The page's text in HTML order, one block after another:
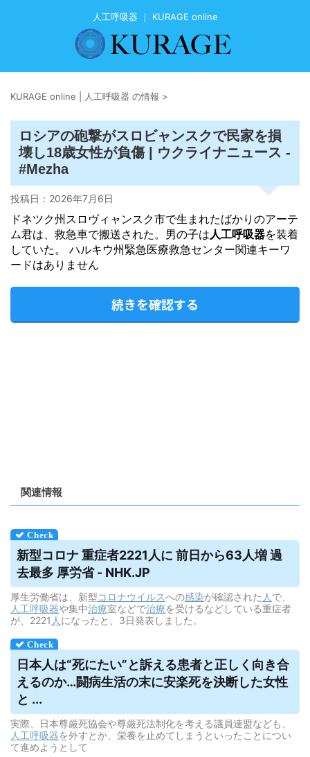
人工呼吸器 ｜ KURAGE online
KURAGE online | 人工呼吸器 の情報 >
ロシアの砲撃がスロビャンスクで民家を損
壊し18歳女性が負傷 | ウクライナニュース -
#Mezha
投稿日： 2026年7月6日
ドネツク州スロヴィャンスク市で生まれたばかりのアーテ
ム君は、救急車で搬送された。男の子は人工呼吸器を装着
していた。 ハルキウ州緊急医療救急センター関連キーワ
ードはありません
続きを確認する
関連情報
新型コロナ 重症者2221人に 前日から63人増 過
去最多 厚労省 - NHK.JP
厚生労働省は、新型コロナウイルスへの感染が確認された 人 で、
人工呼吸器や集中治療室などで治療を受けるなどしている重症者
が、2221 人 になったと、3日発表しました。
日本人は“死にたい”と訴える患者と正しく向き合
えるのか…闘病生活の末に安楽死を決断した女性
と ...
実際、日本尊厳死協会や尊厳死法制化を考える議員連盟なども、
人工呼吸器を外すとか、栄養を止めてしまうといったことについ
て進めようとして